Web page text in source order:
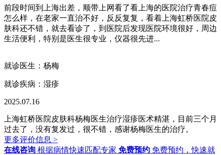
前段时间到上海出差，顺带上网看了看上海的医院治疗青春痘
怎么样，在老家一直治不好，反反复复，看着上海虹桥医院皮
肤科还不错，就去看诊了，到医院后发现医院环境很好，周边
生活便利，特别是医生很专业，仪器很先进...
就诊医生：杨梅
就诊疾病： 湿疹
2025.07.16
上海虹桥医院皮肤科杨梅医生治疗湿疹医术精湛，目前三个月
过去了，没有复发过，很不错，感谢杨梅医生的治疗。
更多评价信息 >
在线咨询 根据病情快速匹配专家 免费预约 免费预约，快速就